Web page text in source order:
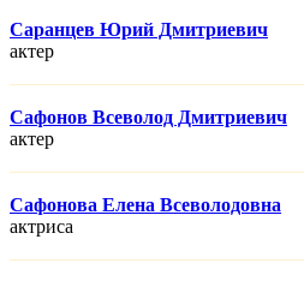
Саранцев Юрий Дмитриевич
актер
Сафонов Всеволод Дмитриевич
актер
Сафонова Елена Всеволодовна
актриса